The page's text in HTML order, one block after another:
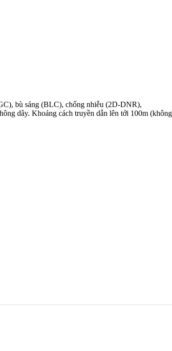
bù sáng (BLC), chống nhiễu (2D-DNR),
dây. Khoảng cách truyền dẫn lên tới 100m